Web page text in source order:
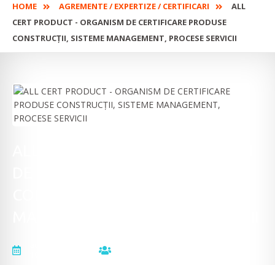
HOME AGREMENTE / EXPERTIZE / CERTIFICARI
ALL
CERT PRODUCT - ORGANISM DE CERTIFICARE PRODUSE
CONSTRUCȚII, SISTEME MANAGEMENT, PROCESE SERVICII